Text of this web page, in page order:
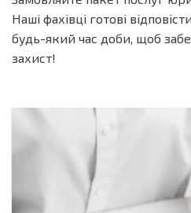
Наші фахівці готові
будь-який час доби, щоб
захист!